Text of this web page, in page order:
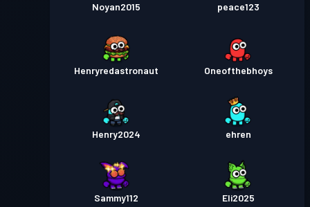
Noyan2015 peace123
Henryredastronaut Oneofthebhoys
Henry2024 ehren
Sammy112 Eli2025